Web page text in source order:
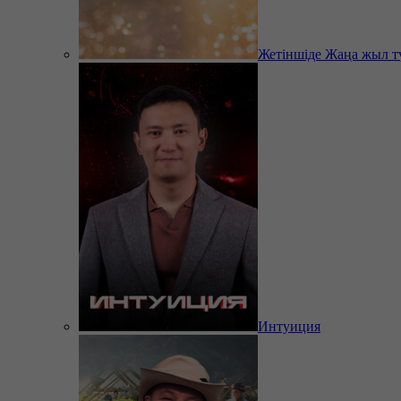
Жетіншіде Жаңа жыл
Интуиция